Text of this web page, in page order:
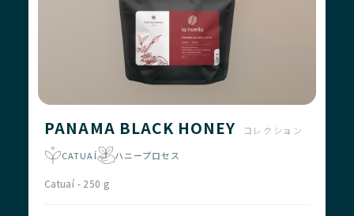
PANAMA BLACK HONEY
コレクション
CATUAÍ
ハニープロセス
Catuaí - 250 g